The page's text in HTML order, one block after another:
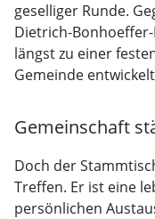
geselliger Runde.
Dietrich-
längst zu einer
Gemeinde
Gemeinschaft
Doch der
Treffen. Er ist eine
persönlichen